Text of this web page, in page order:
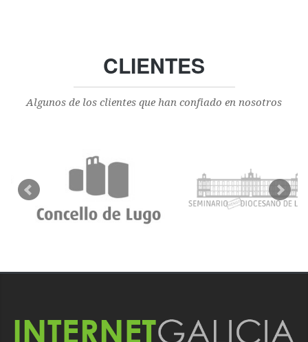
CLIENTES
Algunos de los clientes que han confiado en nosotros